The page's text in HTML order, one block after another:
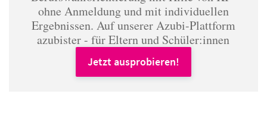
ohne Anmeldung und mit individuellen
Ergebnissen. Auf unserer Azubi-Plattform
azubister - für Eltern und Schüler:innen
Jetzt ausprobieren!